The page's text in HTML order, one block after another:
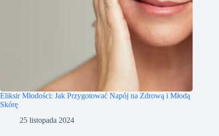
Eliksir Młodości: Jak Przygotować Napój na Zdrową i Młodą
Skórę
25 listopada 2024